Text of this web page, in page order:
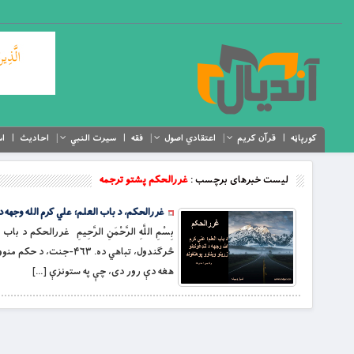
کورپاڼه قرآن کریم اعتقادي اصول فقه سیرت النبي احادیث
لیست خبرهای برچسب :غررالحکم پشتو ترجمه
غررالحکم، د باب العلم؛ علي کرم الله وجهه د
هغه دې رور دی، چې په ستونزې […]